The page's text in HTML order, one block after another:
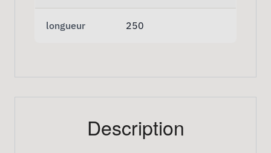
longueur 250
Description